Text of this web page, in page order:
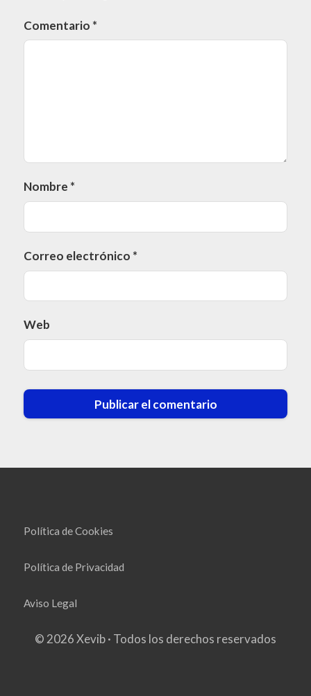
Comentario *
Nombre *
Correo electrónico *
Web
Política de Cookies
Política de Privacidad
Aviso Legal
© 2026 Xevib · Todos los derechos reservados